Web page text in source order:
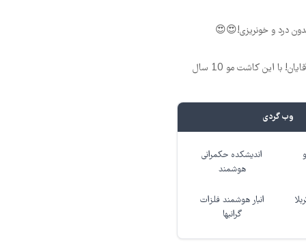
درد و خونریزی!😍😍
فرمول بی‌نظیر برای آقایان! با این کاشت مو 10 سال
وب گردی
اندیشکده حکمرانی
هوشمند
انبار هوشمند فلزات
گرانبها